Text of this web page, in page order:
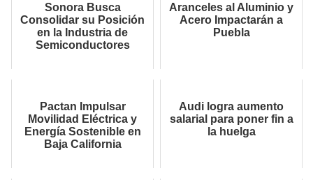
Sonora Busca
Consolidar su Posición
en la Industria de
Semiconductores
Aranceles al Aluminio y
Acero Impactarán a
Puebla
Pactan Impulsar
Movilidad Eléctrica y
Energía Sostenible en
Baja California
Audi logra aumento
salarial para poner fin a
la huelga